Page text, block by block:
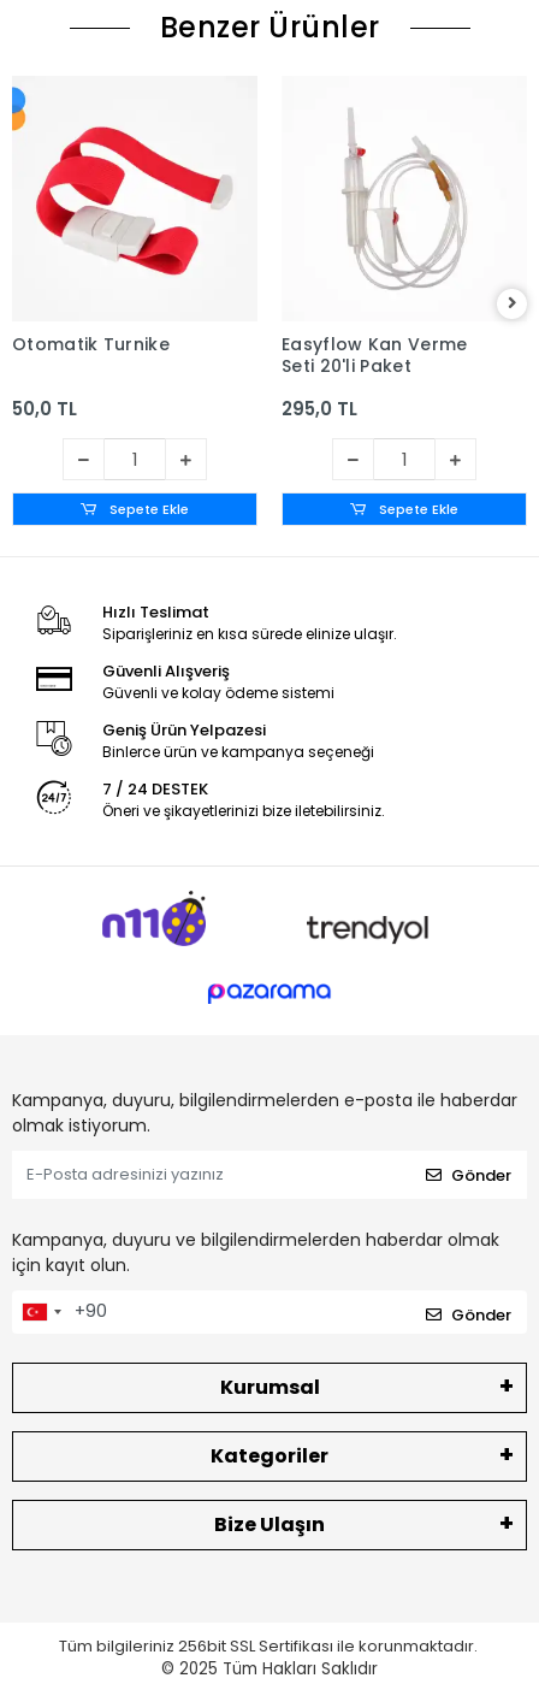
Benzer Ürünler
Otomatik Turnike
50,0 TL
Sepete Ekle
Easyflow Kan Verme
Seti 20'li Paket
295,0 TL
Sepete Ekle
Hızlı Teslimat
Siparişleriniz en kısa sürede elinize ulaşır.
Güvenli Alışveriş
Güvenli ve kolay ödeme sistemi
Geniş Ürün Yelpazesi
Binlerce ürün ve kampanya seçeneği
7 / 24 DESTEK
Öneri ve şikayetlerinizi bize iletebilirsiniz.
Kampanya, duyuru, bilgilendirmelerden e-posta ile haberdar
olmak istiyorum.
Gönder
Kampanya, duyuru ve bilgilendirmelerden haberdar olmak
için kayıt olun.
Gönder
Kurumsal
Kategoriler
Bize Ulaşın
Tüm bilgileriniz 256bit SSL Sertifikası ile korunmaktadır.
© 2025 Tüm Hakları Saklıdır